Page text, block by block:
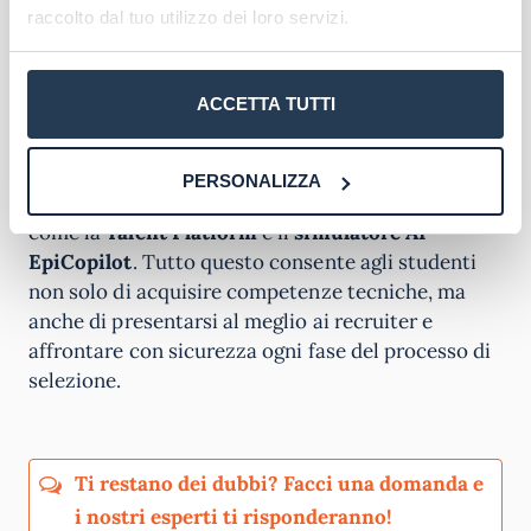
raccolto dal tuo utilizzo dei loro servizi.
ACCETTA TUTTI
PERSONALIZZA
pratica del percorso e alla collaborazione con
oltre 1.000 partner aziendali, EPICODE vanta un
Il programma prevede ancheworkshop specifici
per affrontare i colloqui tecnici, un
come laTalent Platforme ilsimulatore AI
EpiCopilot. Tutto questo consente agli studenti
non solo di acquisire competenze tecniche, ma
anche di presentarsi al meglio ai recruiter e
affrontare con sicurezza ogni fase del processo di
selezione.